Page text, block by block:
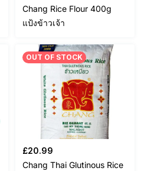
Chang Rice Flour 400g
แป้งข้าวเจ้า
OUT OF STOCK
£20.99
Chang Thai Glutinous Rice